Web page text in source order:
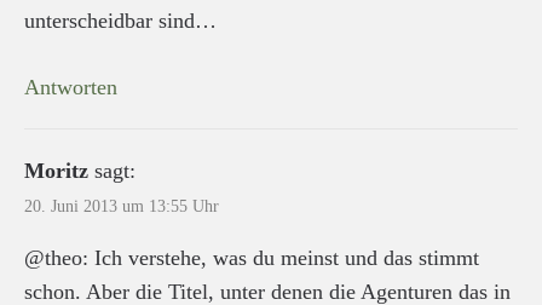
unterscheidbar sind…
Antworten
Moritz sagt:
20. Juni 2013 um 13:55 Uhr
@theo: Ich verstehe, was du meinst und das stimmt
schon. Aber die Titel, unter denen die Agenturen das in